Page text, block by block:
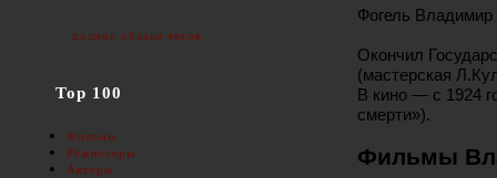
Фогель Владимир
Окончил
(мастерская
В кино — с 1924
смерти»).
Фильмы
полное облако тегов
Top 100
Фильмы
Режиссеры
Актеры